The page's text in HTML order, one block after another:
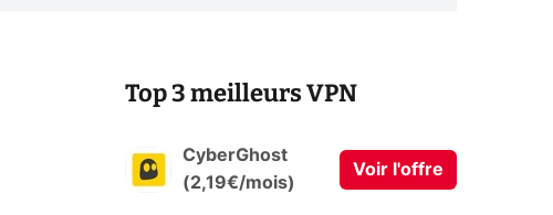
Top 3 meilleurs VPN
CyberGhost
(2,19€/mois)
Voir l'offre